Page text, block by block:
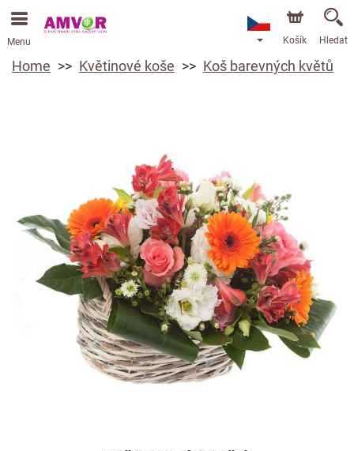
Menu Košík Hledat
Home Květinové koše Koš barevných květů